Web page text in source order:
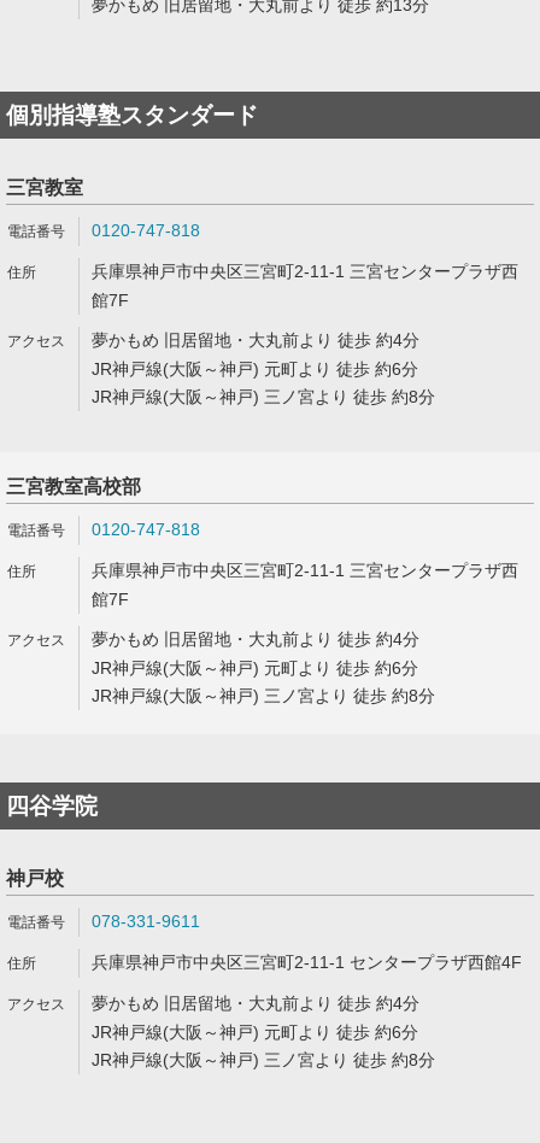
夢かもめ 旧居留地・大丸前より 徒歩 約13分
個別指導塾スタンダード
三宮教室
0120-747-818
兵庫県神戸市中央区三宮町2-11-1 三宮センタープラザ西
館7F
夢かもめ 旧居留地・大丸前より 徒歩 約4分
JR神戸線(大阪～神戸) 元町より 徒歩 約6分
JR神戸線(大阪～神戸) 三ノ宮より 徒歩 約8分
三宮教室高校部
0120-747-818
兵庫県神戸市中央区三宮町2-11-1 三宮センタープラザ西
館7F
夢かもめ 旧居留地・大丸前より 徒歩 約4分
JR神戸線(大阪～神戸) 元町より 徒歩 約6分
JR神戸線(大阪～神戸) 三ノ宮より 徒歩 約8分
四谷学院
神戸校
078-331-9611
兵庫県神戸市中央区三宮町2-11-1 センタープラザ西館4F
夢かもめ 旧居留地・大丸前より 徒歩 約4分
JR神戸線(大阪～神戸) 元町より 徒歩 約6分
JR神戸線(大阪～神戸) 三ノ宮より 徒歩 約8分